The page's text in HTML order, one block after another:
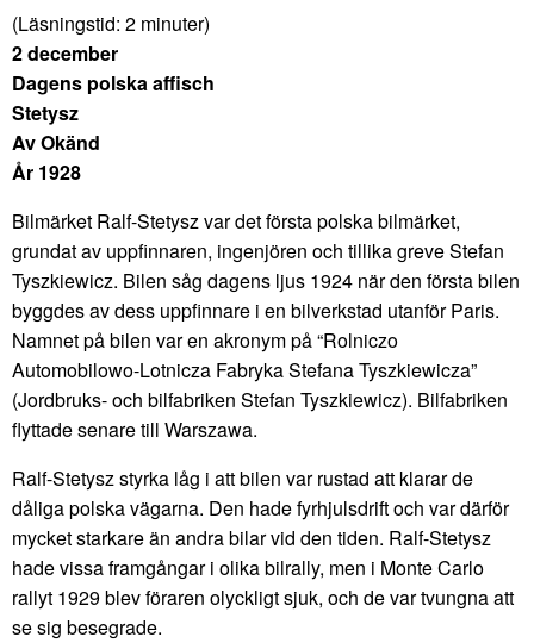
(Läsningstid: 2 minuter)
2 december
Dagens polska affisch
Stetysz
Av Okänd
År 1928
Bilmärket Ralf-Stetysz var det första polska bilmärket,
grundat av uppfinnaren, ingenjören och tillika greve Stefan
Tyszkiewicz. Bilen såg dagens ljus 1924 när den första bilen
byggdes av dess uppfinnare i en bilverkstad utanför Paris.
Namnet på bilen var en akronym på “Rolniczo
Automobilowo-Lotnicza Fabryka Stefana Tyszkiewicza”
(Jordbruks- och bilfabriken Stefan Tyszkiewicz). Bilfabriken
flyttade senare till Warszawa.
Ralf-Stetysz styrka låg i att bilen var rustad att klarar de
dåliga polska vägarna. Den hade fyrhjulsdrift och var därför
mycket starkare än andra bilar vid den tiden. Ralf-Stetysz
hade vissa framgångar i olika bilrally, men i Monte Carlo
rallyt 1929 blev föraren olyckligt sjuk, och de var tvungna att
se sig besegrade.